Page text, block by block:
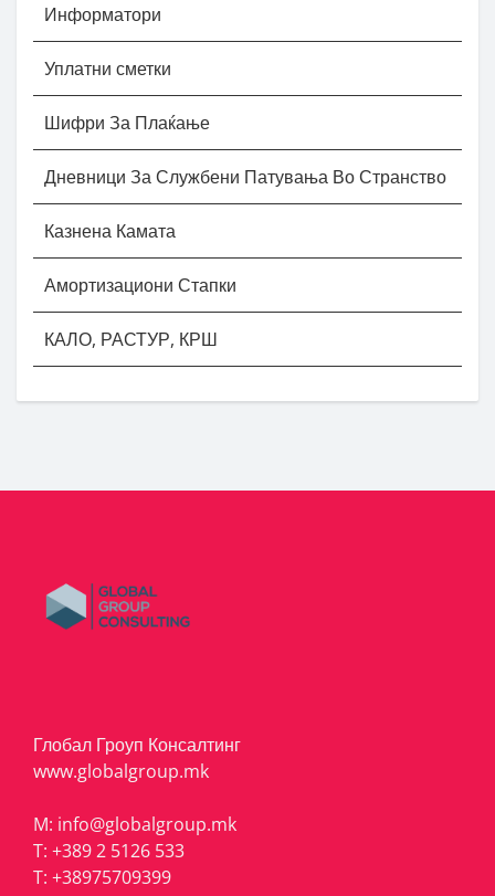
Информатори
Уплатни сметки
Шифри За Плаќање
Дневници За Службени Патувања Во Странство
Казнена Камата
Амортизациони Стапки
КАЛО, РАСТУР, КРШ
Глобал Гроуп Консалтинг
www.globalgroup.mk
M: info@globalgroup.mk
T: +389 2 5126 533
T: +38975709399